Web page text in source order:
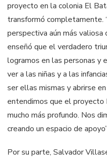
proyecto en la colonia El
transformó completamente.
perspectiva aún más valiosa
enseñó que el verdadero
logramos en las personas y
ver a las niñas y a las
ser ellas mismas y abrirse
entendimos que el
mucho más profundo. Nos
creando un espacio de
Por su parte, Salvador